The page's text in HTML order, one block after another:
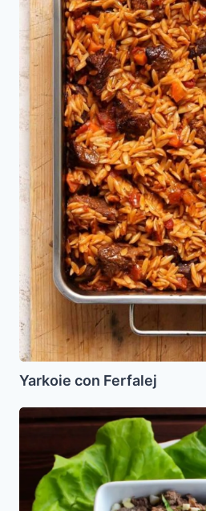
Yarkoie con Ferfalej
Higado
Picado